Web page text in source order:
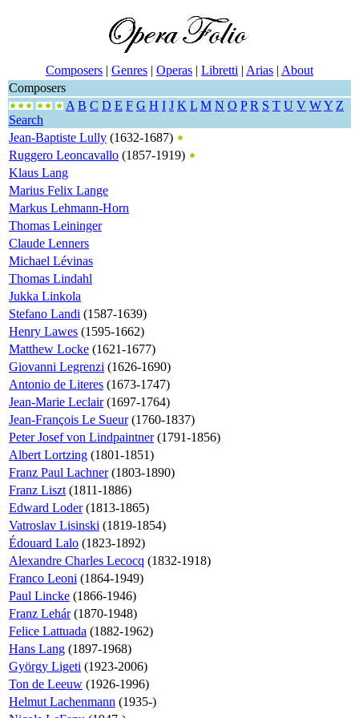
Composers | Genres | Operas | Libretti | Arias | About
Composers
A B C D E F G H I J K L M N O P R S T U V WY Z
Search
Jean-Baptiste Lully (1632-1687)
Ruggero Leoncavallo (1857-1919)
Klaus Lang
Marius Felix Lange
Markus Lehmann-Horn
Thomas Leininger
Claude Lenners
Michael Lévinas
Thomas Lindahl
Jukka Linkola
Stefano Landi (1587-1639)
Henry Lawes (1595-1662)
Matthew Locke (1621-1677)
Giovanni Legrenzi (1626-1690)
Antonio de Literes (1673-1747)
Jean-Marie Leclair(1697-1764)
Jean-François Le Sueur(1760-1837)
Peter Josef von Lindpaintner(1791-1856)
Albert Lortzing (1801-1851)
Franz Paul Lachner(1803-1890)
Franz Liszt (1811-1886)
Edward Loder(1813-1865)
Vatroslav Lisinski (1819-1854)
Édouard Lalo (1823-1892)
Alexandre Charles Lecocq (1832-1918)
Franco Leoni (1864-1949)
Paul Lincke (1866-1946)
Franz Lehár(1870-1948)
Felice Lattuada (1882-1962)
Hans Lang (1897-1968)
György Ligeti (1923-2006)
Ton de Leeuw (1926-1996)
Helmut Lachenmann (1935-)